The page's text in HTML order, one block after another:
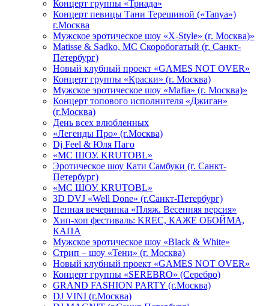
Концерт группы «Триада»
Концерт певицы Тани Терешиной («Tanya»)
г.Москва
Мужское эротическое шоу «X-Style» (г. Москва)»
Matissе & Sadko, MC Скоробогатый (г. Санкт-
Петербург)
Новый клубный проект «GAMES NOT OVER»
Концерт группы «Краски» (г. Москва)
Мужское эротическое шоу «Mafia» (г. Москва)»
Концерт топового исполнителя «Джиган»
(г.Москва)
День всех влюбленных
«Легенды Про» (г.Москва)
Dj Feel & Юля Паго
«МС ШОУ. KRUTOBL»
Эротическое шоу Кати Самбуки (г. Санкт-
Петербург)
«МС ШОУ. KRUTOBL»
3D DVJ «Well Done» (г.Санкт-Петербург)
Пенная вечеринка «Пляж. Весенняя версия»
Хип-хоп фестиваль: KREC, КАЖЕ ОБОЙМА,
КАПА
Мужское эротическое шоу «Black & White»
Стрип – шоу «Тени» (г. Москва)
Новый клубный проект «GAMES NOT OVER»
Концерт группы «SEREBRO» (Серебро)
GRAND FASHION PARTY (г.Москва)
DJ VINI (г.Москва)